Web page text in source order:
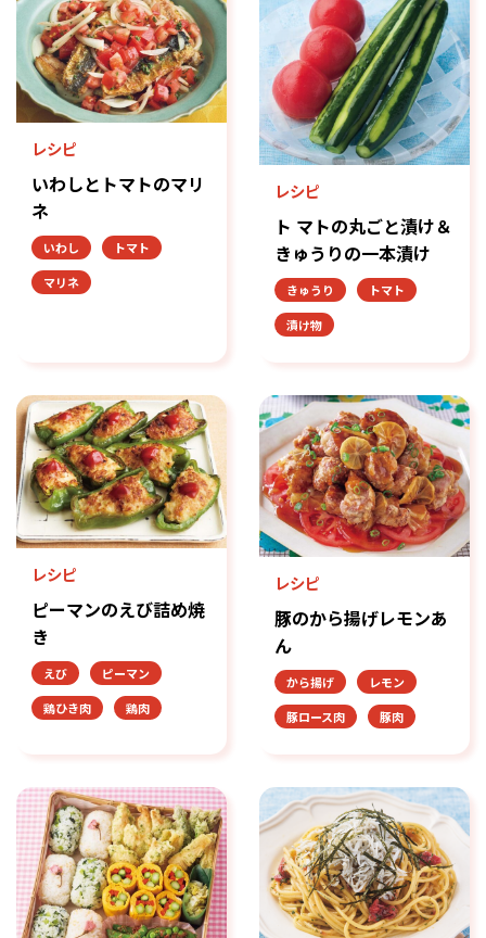
レシピ
いわしとトマトのマリ
ネ
いわし
トマト
マリネ
レシピ
ト マトの丸ごと漬け＆
きゅうりの一本漬け
きゅうり
トマト
漬け物
レシピ
ピーマンのえび詰め焼
き
えび
ピーマン
鶏ひき肉
鶏肉
レシピ
豚のから揚げレモンあ
ん
から揚げ
レモン
豚ロース肉
豚肉